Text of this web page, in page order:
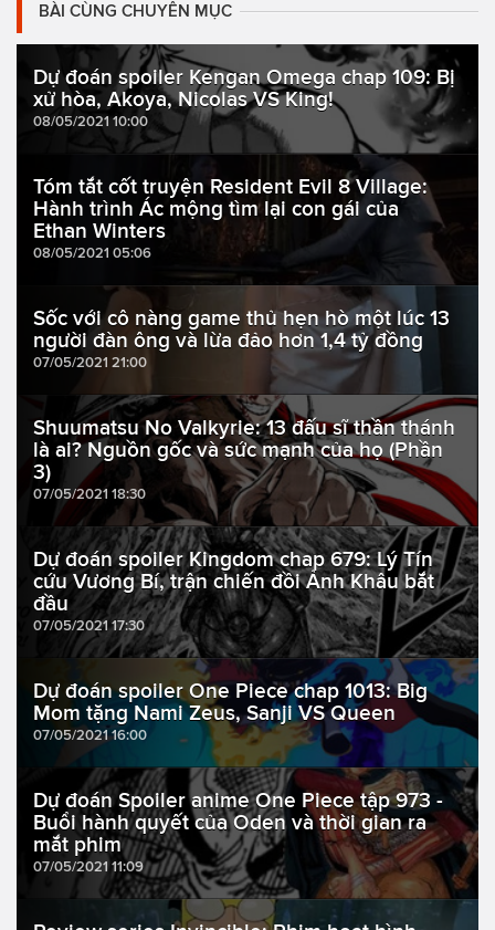
BÀI CÙNG CHUYÊN MỤC
Dự đoán spoiler Kengan Omega chap 109: Bị
xử hòa, Akoya, Nicolas VS King!
08/05/2021 10:00
Tóm tắt cốt truyện Resident Evil 8 Village:
Hành trình Ác mộng tìm lại con gái của
Ethan Winters
08/05/2021 05:06
Sốc với cô nàng game thủ hẹn hò một lúc 13
người đàn ông và lừa đảo hơn 1,4 tỷ đồng
07/05/2021 21:00
Shuumatsu No Valkyrie: 13 đấu sĩ thần thánh
là ai? Nguồn gốc và sức mạnh của họ (Phần
3)
07/05/2021 18:30
Dự đoán spoiler Kingdom chap 679: Lý Tín
cứu Vương Bí, trận chiến đồi Ảnh Khâu bắt
đầu
07/05/2021 17:30
Dự đoán spoiler One Piece chap 1013: Big
Mom tặng Nami Zeus, Sanji VS Queen
07/05/2021 16:00
Dự đoán Spoiler anime One Piece tập 973 -
Buổi hành quyết của Oden và thời gian ra
mắt phim
07/05/2021 11:09